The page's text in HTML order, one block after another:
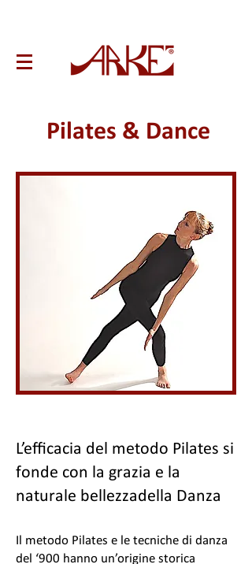
Pilates & Dance
L’efficacia del metodo Pilates si
fonde con la grazia e la
naturale bellezzadella Danza
Il metodo Pilates e le tecniche di danza
del ‘900 hanno un’origine storica